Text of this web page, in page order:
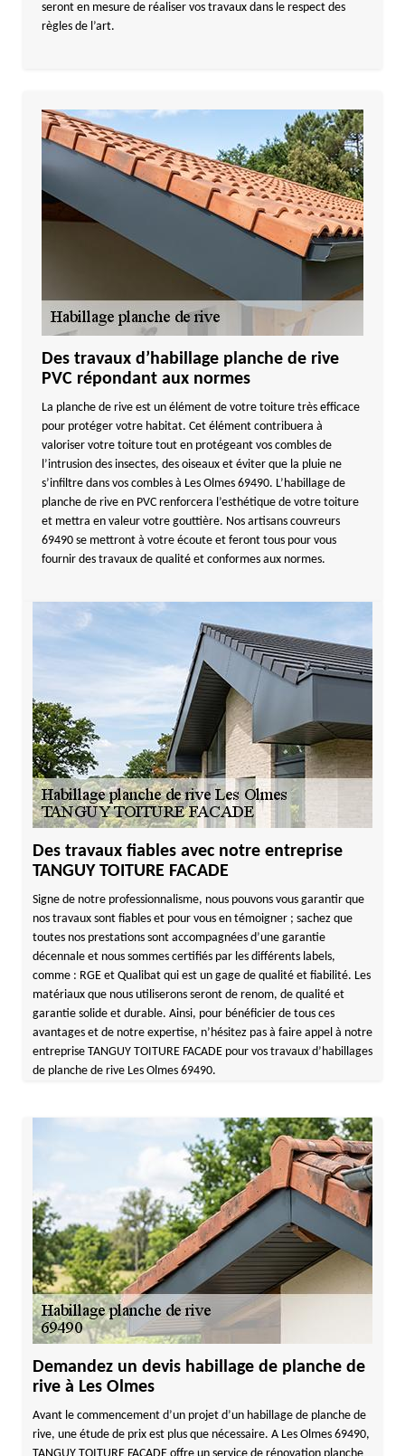
seront en mesure de réaliser vos travaux dans le respect des
règles de l’art.
Des travaux d’habillage planche de rive
PVC répondant aux normes
La planche de rive est un élément de votre toiture très efficace
pour protéger votre habitat. Cet élément contribuera à
valoriser votre toiture tout en protégeant vos combles de
l’intrusion des insectes, des oiseaux et éviter que la pluie ne
s’infiltre dans vos combles à Les Olmes 69490. L’habillage de
planche de rive en PVC renforcera l’esthétique de votre toiture
et mettra en valeur votre gouttière. Nos artisans couvreurs
69490 se mettront à votre écoute et feront tous pour vous
fournir des travaux de qualité et conformes aux normes.
Des travaux fiables avec notre entreprise
TANGUY TOITURE FACADE
Signe de notre professionnalisme, nous pouvons vous garantir que
nos travaux sont fiables et pour vous en témoigner ; sachez que
toutes nos prestations sont accompagnées d’une garantie
décennale et nous sommes certifiés par les différents labels,
comme : RGE et Qualibat qui est un gage de qualité et fiabilité. Les
matériaux que nous utiliserons seront de renom, de qualité et
garantie solide et durable. Ainsi, pour bénéficier de tous ces
avantages et de notre expertise, n’hésitez pas à faire appel à notre
entreprise TANGUY TOITURE FACADE pour vos travaux d’habillages
de planche de rive Les Olmes 69490.
Demandez un devis habillage de planche de
rive à Les Olmes
Avant le commencement d’un projet d’un habillage de planche de
rive, une étude de prix est plus que nécessaire. A Les Olmes 69490,